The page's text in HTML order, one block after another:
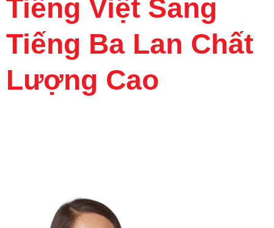
Tiếng Việt Sang
Tiếng Ba Lan Chất
Lượng Cao